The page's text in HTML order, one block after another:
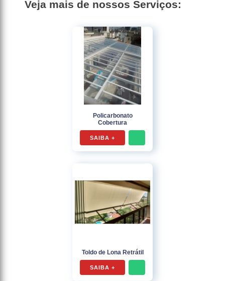
Veja mais de nossos Serviços:
Policarbonato
Cobertura
SAIBA +
Toldo de Lona Retrátil
SAIBA +